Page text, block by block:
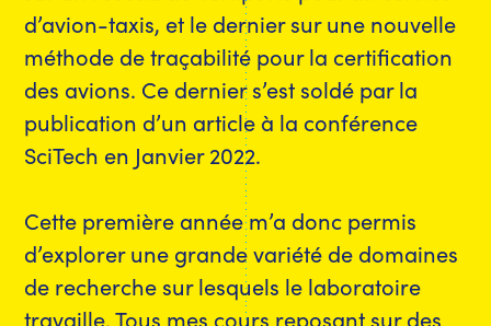
d’avion-taxis, et le dernier sur une nouvelle
méthode de traçabilité pour la certification
des avions. Ce dernier s’est soldé par la
publication d’un article à la conférence
SciTech en Janvier 2022.
Cette première année m’a donc permis
d’explorer une grande variété de domaines
de recherche sur lesquels le laboratoire
travaille. Tous mes cours reposant sur des